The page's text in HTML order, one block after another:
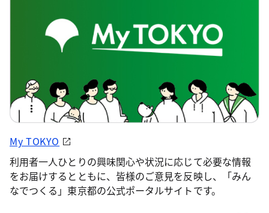
My TOKYO
利用者一人ひとりの興味関心や状況に応じて必要な情報
をお届けするとともに、皆様のご意見を反映し、「みん
なでつくる」東京都の公式ポータルサイトです。